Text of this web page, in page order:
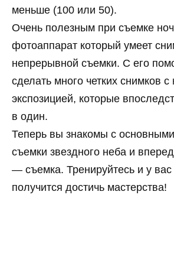
меньше (100 или 50).
Очень полезным при съемке
фотоаппарат который умеет
непрерывной съемки. С его
сделать много четких снимков с
экспозицией, которые
в один.
Теперь вы знакомы с
съемки звездного неба и
— съемка. Тренируйтесь и у вас
получится достичь мастерства!